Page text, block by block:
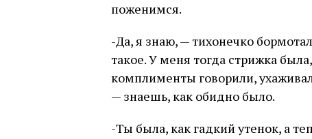
поженимся.
-Да, я знаю, — тихонечко
такое. У меня тогда стрижка
комплименты говорили,
— знаешь, как обидно было.
-Ты была, как гадкий утенок, а